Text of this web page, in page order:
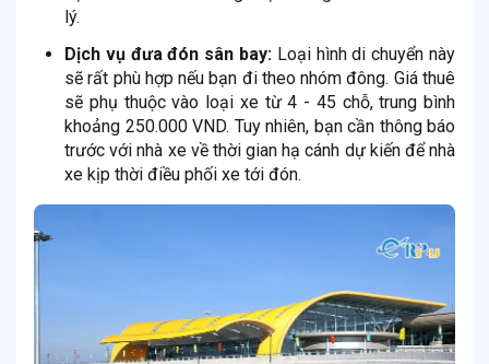
lý.
Dịch vụ đưa đón sân bay: Loại hình di chuyển này
sẽ rất phù hợp nếu bạn đi theo nhóm đông. Giá thuê
sẽ phụ thuộc vào loại xe từ 4 - 45 chỗ, trung bình
khoảng 250.000 VND. Tuy nhiên, bạn cần thông báo
trước với nhà xe về thời gian hạ cánh dự kiến để nhà
xe kịp thời điều phối xe tới đón.